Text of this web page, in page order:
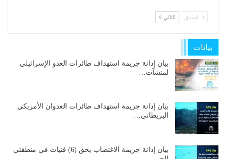
السابق التالي
بيانات
بيان إدانة جريمة استهداف طائرات العدو الإسرائيلي
لمنشآت…
بيان إدانة جريمة استهداف طائرات العدوان الأمريكي
البريطاني…
بيان إدانة جريمة الاغتصاب بحق (6) فتيات في منطقتي